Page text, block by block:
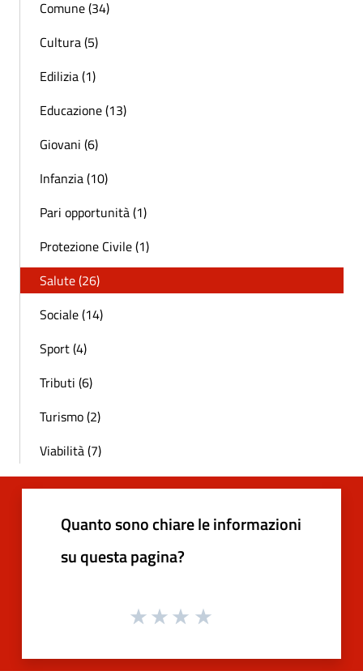
Comune (34)
Cultura (5)
Edilizia (1)
Educazione (13)
Giovani (6)
Infanzia (10)
Pari opportunità (1)
Protezione Civile (1)
Salute (26)
Sociale (14)
Sport (4)
Tributi (6)
Turismo (2)
Viabilità (7)
Quanto sono chiare le informazioni
su questa pagina?